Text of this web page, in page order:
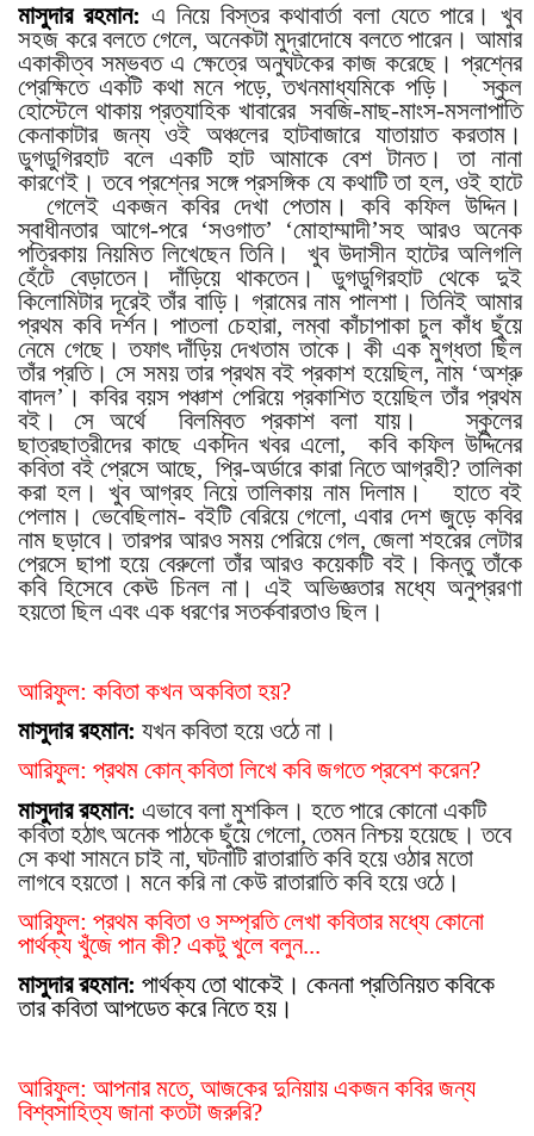
মাসুদার রহমান: এ নিয়ে বিস্তর কথাবার্তা বলা যেতে পারে। খুব
সহজ করে বলতে গেলে, অনেকটা মুদ্রাদোষে বলতে পারেন। আমার
একাকীত্ব সম্ভবত এ ক্ষেত্রে অনুঘটকের কাজ করেছে। প্রশ্নের
প্রেক্ষিতে একটি কথা মনে পড়ে, তখনমাধ্যমিকে পড়ি।
স্কুল
হোস্টেলে থাকায় প্রত্যাহিক খাবারের সবজি-মাছ-মাংস-মসলাপাতি
কেনাকাটার জন্য ওই অঞ্চলের হাটবাজারে যাতায়াত করতাম।
ডুগডুগিরহাট বলে একটি হাট আমাকে বেশ টানত। তা নানা
কারণেই। তবে প্রশ্নের সঙ্গে প্রসঙ্গিক যে কথাটি তা হল, ওই হাটে
গেলেই একজন কবির দেখা পেতাম। কবি কফিল উদ্দিন।
স্বাধীনতার আগে-পরে ‘সওগাত’ ‘মোহাম্মাদী’সহ আরও অনেক
পত্রিকায় নিয়মিত লিখেছেন তিনি।
খুব উদাসীন হাটের অলিগলি
হেঁটে বেড়াতেন। দাঁড়িয়ে থাকতেন। ডুগডুগিরহাট থেকে দুই
কিলোমিটার দূরেই তাঁর বাড়ি। গ্রামের নাম পালশা। তিনিই আমার
প্রথম কবি দর্শন। পাতলা চেহারা, লম্বা কাঁচাপাকা চুল কাঁধ ছুঁয়ে
নেমে গেছে। তফাৎ দাঁড়িয় দেখতাম তাকে। কী এক মুগ্ধতা ছিল
তাঁর প্রতি। সে সময় তার প্রথম বই প্রকাশ হয়েছিল, নাম ‘অশ্রু
বাদল’। কবির বয়স পঞ্চাশ পেরিয়ে প্রকাশিত হয়েছিল তাঁর প্রথম
বই। সে অর্থে
বিলম্বিত প্রকাশ বলা যায়।
স্কুলের
ছাত্রছাত্রীদের কাছে একদিন খবর এলো,
কবি কফিল উদ্দিনের
কবিতা বই প্রেসে আছে, প্রি-অর্ডারে কারা নিতে আগ্রহী? তালিকা
করা হল। খুব আগ্রহ নিয়ে তালিকায় নাম দিলাম।
হাতে বই
পেলাম। ভেবেছিলাম- বইটি বেরিয়ে গেলো, এবার দেশ জুড়ে কবির
নাম ছড়াবে। তারপর আরও সময় পেরিয়ে গেল, জেলা শহরের লেটার
প্রেসে ছাপা হয়ে বেরুলো তাঁর আরও কয়েকটি বই। কিন্তু তাঁকে
কবি হিসেবে কেঊ চিনল না। এই অভিজ্ঞতার মধ্যে অনুপ্ররণা
হয়তো ছিল এবং এক ধরণের সতর্কবারতাও ছিল।
আরিফুল: কবিতা কখন অকবিতা হয়?
মাসুদার রহমান: যখন কবিতা হয়ে ওঠে না।
আরিফুল: প্রথম কোন্ কবিতা লিখে কবি জগতে প্রবেশ করেন?
মাসুদার রহমান: এভাবে বলা মুশকিল। হতে পারে কোনো একটি
কবিতা হঠাৎঅনেক পাঠকে ছুঁয়ে গেলো, তেমন নিশ্চয় হয়েছে। তবে
সে কথা সামনে চাই না, ঘটনাটি রাতারাতি কবি হয়ে ওঠার মতো
লাগবে হয়তো। মনে করি না কেউ রাতারাতি কবি হয়ে ওঠে।
আরিফুল: প্রথম কবিতা ও সম্প্রতি লেখা কবিতার মধ্যে কোনো
পার্থক্য খুঁজে পান কী? একটু খুলে বলুন...
মাসুদার রহমান: পার্থক্য তো থাকেই। কেননা প্রতিনিয়ত কবিকে
তার কবিতা আপডেত করে নিতে হয়।
আরিফুল: আপনার মতে, আজকের দুনিয়ায় একজন কবির জন্য
বিশ্বসাহিত্য জানা কতটা জরুরি?